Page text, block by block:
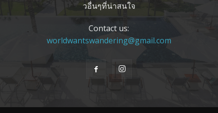
วอื่นๆที่น่าสนใจ
Contact us:
worldwantswandering@gmail.com